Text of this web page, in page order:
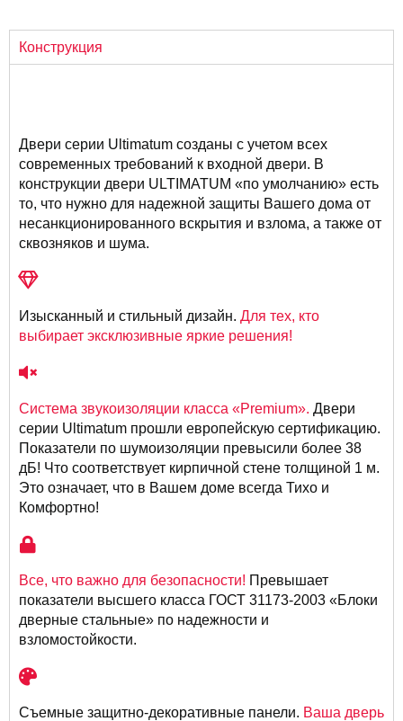
Конструкция
Двери серии Ultimatum созданы с учетом всех
современных требований к входной двери. В
конструкции двери ULTIMATUM «по умолчанию» есть
то, что нужно для надежной защиты Вашего дома от
несанкционированного вскрытия и взлома, а также от
сквозняков и шума.
Изысканный и стильный дизайн. Для тех, кто
выбирает эксклюзивные яркие решения!
Система звукоизоляции класса «Premium». Двери
серии Ultimatum прошли европейскую сертификацию.
Показатели по шумоизоляции превысили более 38
дБ! Что соответствует кирпичной стене толщиной 1 м.
Это означает, что в Вашем доме всегда Тихо и
Комфортно!
Все, что важно для безопасности! Превышает
показатели высшего класса ГОСТ 31173-2003 «Блоки
дверные стальные» по надежности и
взломостойкости.
Съемные защитно-декоративные панели. Ваша дверь